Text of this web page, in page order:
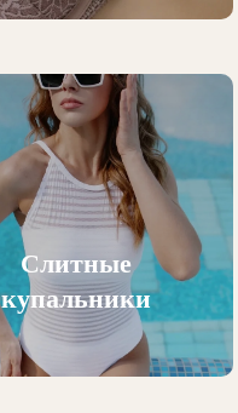
Слитные
купальники